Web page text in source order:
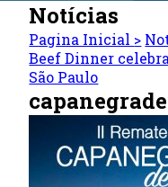
Notícias
Pagina Inicial >
Beef Dinner
São Paulo